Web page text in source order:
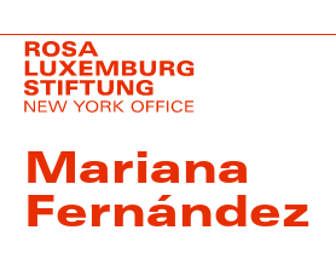
Mariana
Fernández